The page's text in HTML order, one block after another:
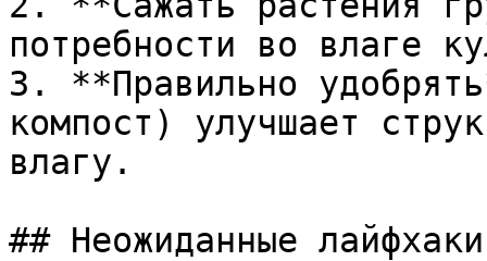
потребности во влаге
3. **Правильно
компост) улучшает
влагу.
## Неожиданные